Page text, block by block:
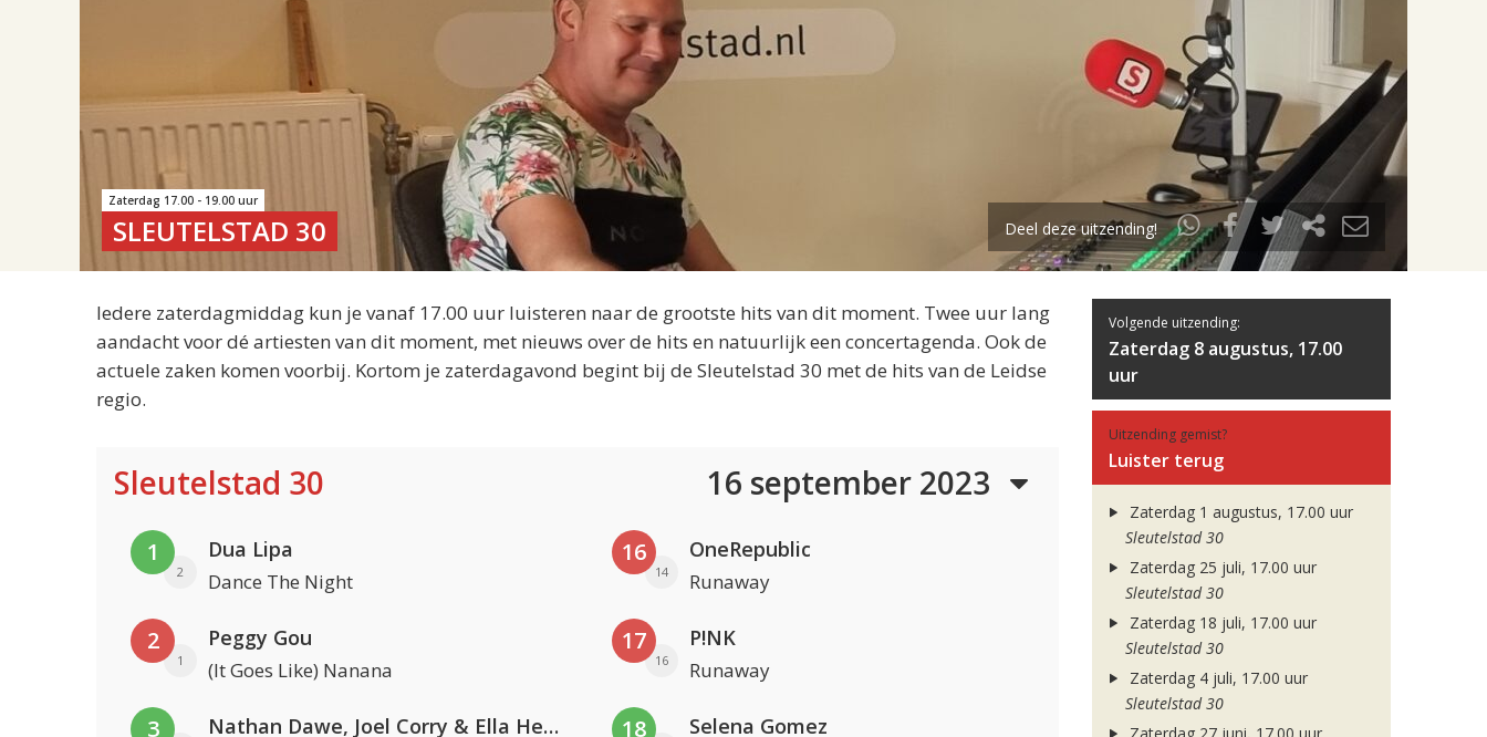
Zaterdag 17.00 - 19.00 uur
SLEUTELSTAD 30 Deel deze uitzending!
Iedere zaterdagmiddag kun je vanaf 17.00 uur luisteren naar de grootste hits van dit moment. Twee uur lang
aandacht voor dé artiesten van dit moment, met nieuws over de hits en natuurlijk een concertagenda. Ook de
actuele zaken komen voorbij. Kortom je zaterdagavond begint bij de Sleutelstad 30 met de hits van de Leidse
regio.
Sleutelstad 30 16 september 2023
1
2
Dua Lipa
Dance The Night
2
1
Peggy Gou
(It Goes Like) Nanana
3 Nathan Dawe, Joel Corry & Ella Henderson
16
14
OneRepublic
Runaway
17
16
P!NK
Runaway
18 Selena Gomez
Volgende uitzending:
Zaterdag 8 augustus, 17.00
uur
Uitzending gemist?
Luister terug
Zaterdag 1 augustus, 17.00 uur
Sleutelstad 30
Zaterdag 25 juli, 17.00 uur
Sleutelstad 30
Zaterdag 18 juli, 17.00 uur
Sleutelstad 30
Zaterdag 4 juli, 17.00 uur
Sleutelstad 30